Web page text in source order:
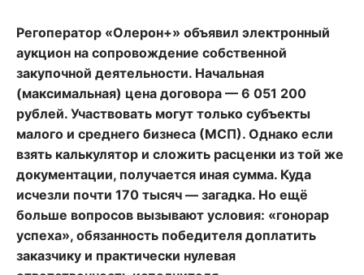
Регоператор «Олерон+» объявил электронный
аукцион на сопровождение собственной
закупочной деятельности. Начальная
(максимальная) цена договора — 6 051 200
рублей. Участвовать могут только субъекты
малого и среднего бизнеса (МСП). Однако если
взять калькулятор и сложить расценки из той же
документации, получается иная сумма. Куда
исчезли почти 170 тысяч — загадка. Но ещё
больше вопросов вызывают условия: «гонорар
успеха», обязанность победителя доплатить
заказчику и практически нулевая